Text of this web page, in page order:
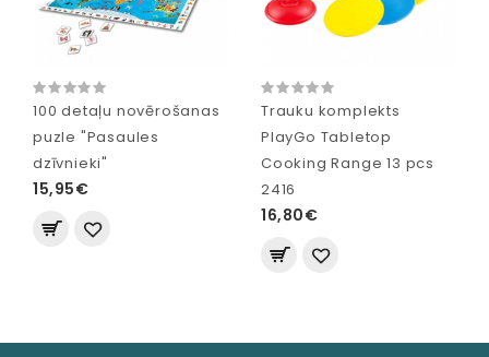
100 detaļu novērošanas
puzle "Pasaules
dzīvnieki"
15,95€
Trauku komplekts
PlayGo Tabletop
Cooking Range 13 pcs
2416
16,80€